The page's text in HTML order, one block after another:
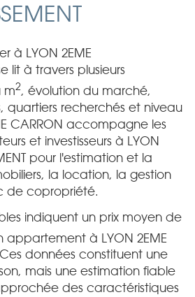
à LYON 2EME
lit à travers plusieurs
m2, évolution du marché,
quartiers recherchés et niveau
CARRON accompagne les
et investisseurs à LYON
pour l'estimation et la
la location, la gestion
de copropriété.
indiquent un prix moyen de
appartement à LYON 2EME
Ces données constituent une
mais une estimation fiable
des caractéristiques